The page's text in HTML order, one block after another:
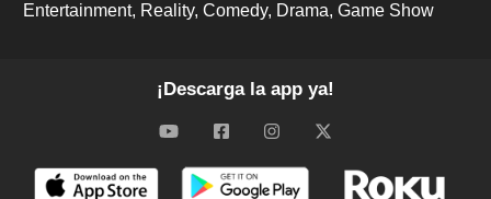
Entertainment Reality Comedy Drama Game Show
¡Descarga la app ya!